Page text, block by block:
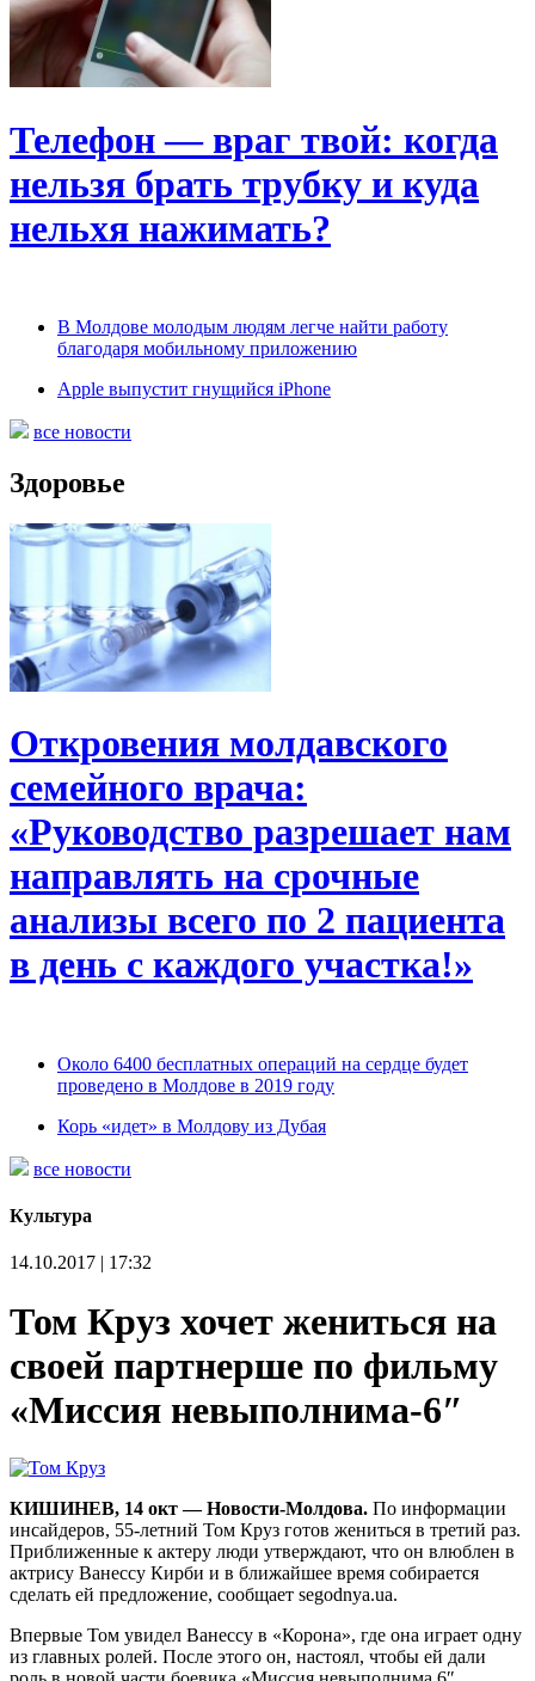
Телефон — враг твой: когда
нельзя брать трубку и куда
нельхя нажимать?
В Молдове молодым людям легче найти работу
благодаря мобильному приложению
Apple выпустит гнущийся iPhone
все новости
Здоровье
Откровения молдавского
семейного врача:
«Руководство разрешает нам
направлять на срочные
анализы всего по 2 пациента
в день с каждого участка!»
Около 6400 бесплатных операций на сердце будет
проведено в Молдове в 2019 году
Корь «идет» в Молдову из Дубая
все новости
Культура
14.10.2017 | 17:32
Том Круз хочет жениться на
своей партнерше по фильму
«Миссия невыполнима-6″
КИШИНЕВ, 14 окт — Новости-Молдова. По информации
инсайдеров, 55-летний Том Круз готов жениться в третий раз.
Приближенные к актеру люди утверждают, что он влюблен в
актрису Ванессу Кирби и в ближайшее время собирается
сделать ей предложение, сообщает segodnya.ua.
Впервые Том увидел Ванессу в «Корона», где она играет одну
из главных ролей. После этого он, настоял, чтобы ей дали